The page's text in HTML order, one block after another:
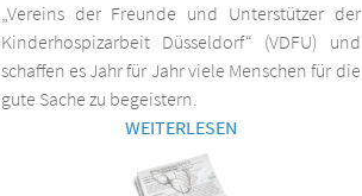
„Vereins der Freunde und Unterstützer der
Kinderhospizarbeit Düsseldorf“ (VDFU) und
schaffen es Jahr für Jahr viele Menschen für die
gute Sache zu begeistern.
WEITERLESEN